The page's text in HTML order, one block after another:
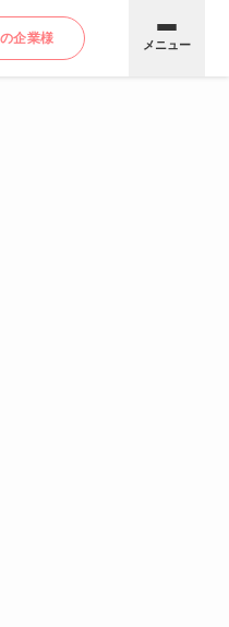
企業様 メニュー